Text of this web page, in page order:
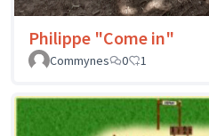
Philippe "Come in"
Commynes
0 1